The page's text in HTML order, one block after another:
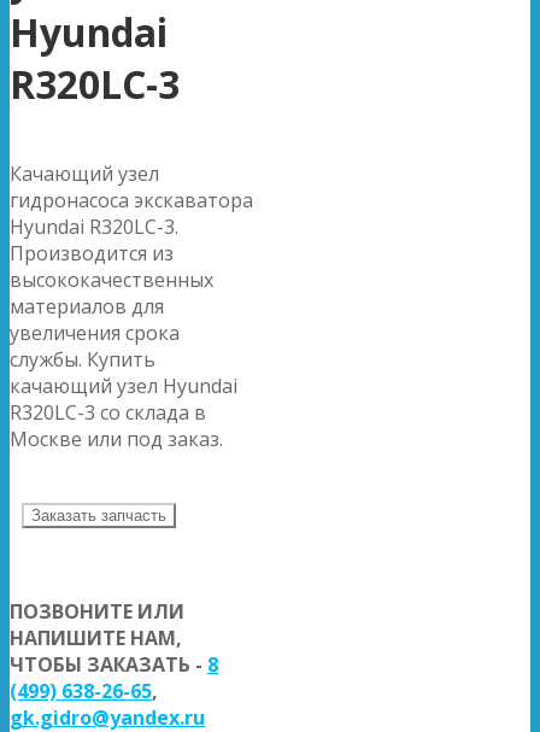
Hyundai
R320LC-3
Качающий узел
гидронасоса экскаватора
Hyundai R320LC-3.
Производится из
высококачественных
материалов для
увеличения срока
службы. Купить
качающий узел Hyundai
R320LC-3 со склада в
Москве или под заказ.
Заказать запчасть
ПОЗВОНИТЕ ИЛИ
НАПИШИТЕ НАМ,
ЧТОБЫ ЗАКАЗАТЬ - 8
(499) 638-26-65,
gk.gidro@yandex.ru